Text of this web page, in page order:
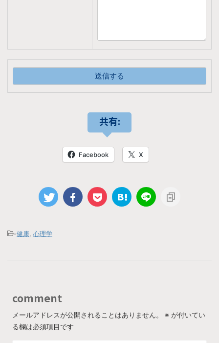
共有:
Facebook X
-健康 心理学
comment
メールアドレスが公開されることはありません。 ※ が付いてい
る欄は必須項目です